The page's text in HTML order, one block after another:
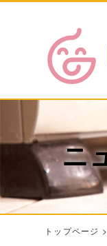
ニ
トップページ >